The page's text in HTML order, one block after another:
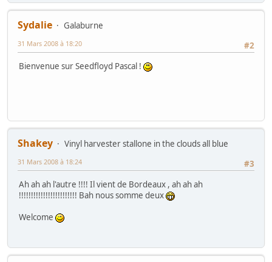
Sydalie
Galaburne
#2
31 Mars 2008 à 18:20
Bienvenue sur Seedfloyd Pascal !
Shakey
Vinyl harvester stallone in the clouds all blue
#3
31 Mars 2008 à 18:24
Ah ah ah l'autre !!!! Il vient de Bordeaux , ah ah ah
!!!!!!!!!!!!!!!!!!!!!!!! Bah nous somme deux
Welcome